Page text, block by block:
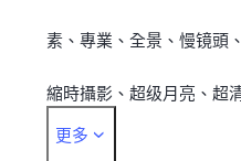
素、專業、全景、慢镜頭
縮時攝影、超级月亮、超
文檔、星空、運動抓拍、
更多